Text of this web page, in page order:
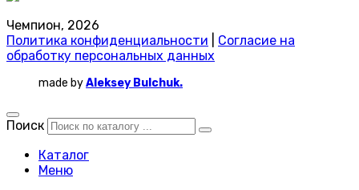
Чемпион, 2026
Политика конфиденциальности
Согласие на
обработку персональных данных
made byAleksey Bulchuk.
Поиск
Каталог
Меню